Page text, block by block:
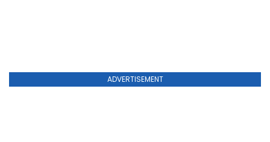
ADVERTISEMENT